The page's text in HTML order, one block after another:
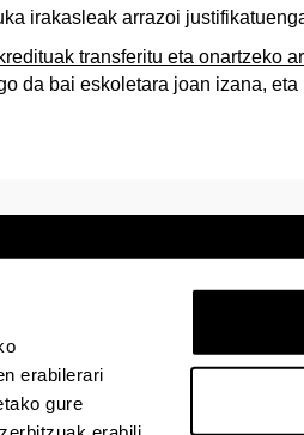
erabilerari
gure
irakasleak arrazoi
transferitu eta onartzeko
da bai eskoletara joan izana, eta
oharra Laguntza